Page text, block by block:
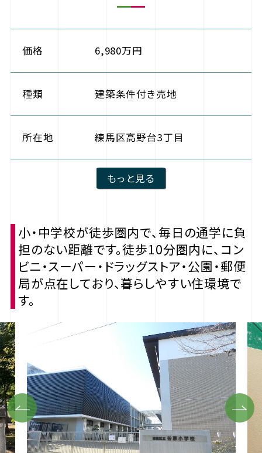
価格 6,980万円
種類 建築条件付き売地
所在地 練馬区高野台3丁目
もっと見る
小・中学校が徒歩圏内で、毎日の通学に負
担のない距離です。徒歩10分圏内に、コン
ビニ・スーパー・ドラッグストア・公園・郵便
局が点在しており、暮らしやすい住環境で
す。
Previous Next